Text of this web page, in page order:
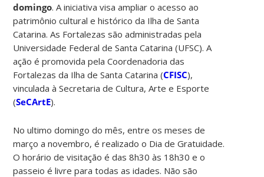
domingo. A iniciativa visa ampliar o acesso ao
patrimônio cultural e histórico da Ilha de Santa
Catarina. As Fortalezas são administradas pela
Universidade Federal de Santa Catarina (UFSC). A
ação é promovida pela Coordenadoria das
Fortalezas da Ilha de Santa Catarina (CFISC),
vinculada à Secretaria de Cultura, Arte e Esporte
(SeCArtE).
No ultimo domingo do mês, entre os meses de
março a novembro, é realizado o Dia de Gratuidade.
O horário de visitação é das 8h30 às 18h30 e o
passeio é livre para todas as idades. Não são